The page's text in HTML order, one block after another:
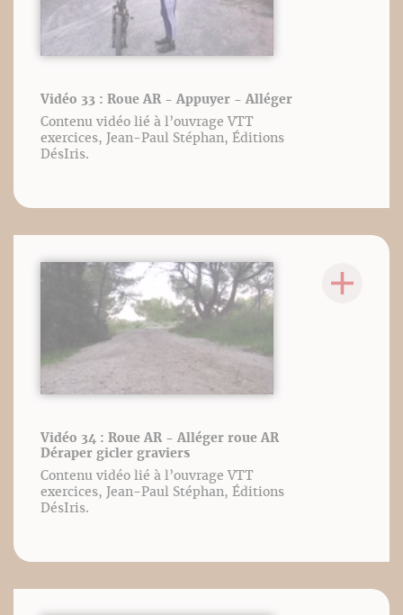
Vidéo 33 : Roue AR - Appuyer - Alléger
Contenu vidéo lié à l’ouvrage VTT
exercices, Jean-Paul Stéphan, Éditions
DésIris.
Vidéo 34 : Roue AR - Alléger roue AR
Déraper gicler graviers
Contenu vidéo lié à l’ouvrage VTT
exercices, Jean-Paul Stéphan, Éditions
DésIris.